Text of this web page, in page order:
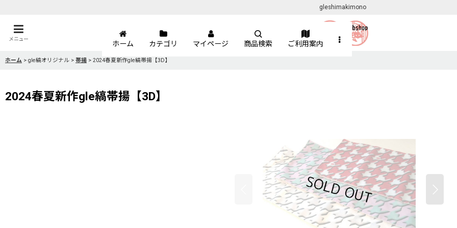
gleshimakimono
メニュー
ホーム カテゴリ マイページ 商品検索 ご利用案内
ホーム > gle縞オリジナル > 帯揚 > 2024春夏新作gle縞帯揚【3D】
2024春夏新作gle縞帯揚【3D】